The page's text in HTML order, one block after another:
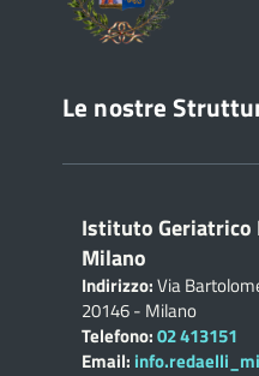
Le nostre
Istituto Geriatrico
Milano
Indirizzo:Via
20146 - Milano
Telefono:02 413151
Email: